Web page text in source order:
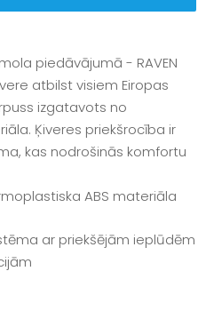
piedāvājumā - RAVEN
atbilst visiem Eiropas
izgatavots no
Ķiveres priekšrocība ir
kas nodrošinās komfortu
ABS materiāla
ar priekšējām ieplūdēm